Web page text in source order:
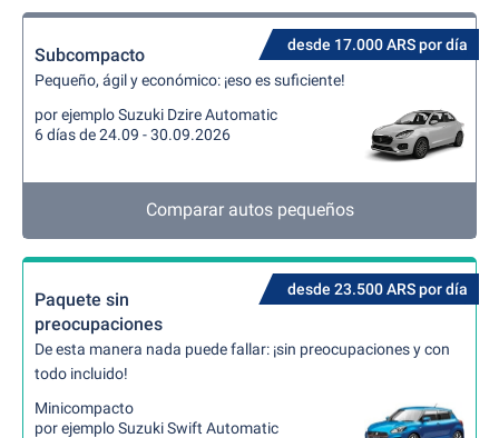
desde 17.000 ARS por día
Subcompacto
Pequeño, ágil y económico: ¡eso es suficiente!
por ejemplo Suzuki Dzire Automatic
6 días de 24.09 - 30.09.2026
Comparar autos pequeños
desde 23.500 ARS por día
Paquete sin
preocupaciones
De esta manera nada puede fallar: ¡sin preocupaciones y con
todo incluido!
Minicompacto
por ejemplo Suzuki Swift Automatic